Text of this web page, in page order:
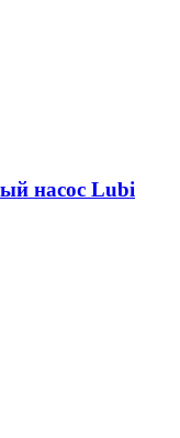
насос Lubi